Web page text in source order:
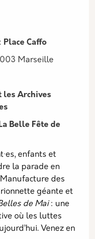
Place Caffo
Marseille
les Archives
Belle Fête de
enfants et
la parade en
des
géante et
de Mai: une
où les luttes
Venez en